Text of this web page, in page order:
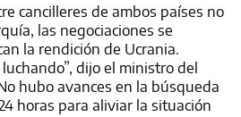
cancilleres de ambos países no
las negociaciones se
la rendición de Ucrania.
dijo el ministro del
hubo avances en la búsqueda
horas para aliviar la situación